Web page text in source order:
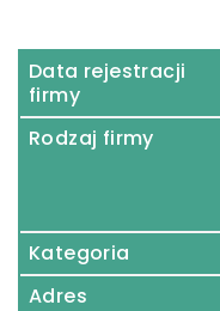
Data rejestracji
firmy
Rodzaj firmy
Kategoria
Adres